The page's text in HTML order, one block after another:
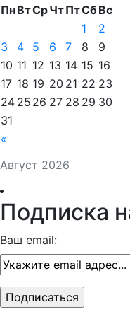
Август 2026
ПнВтСрЧтПтСбВс
«
1
2
3
4 5 6 7 8
9
10 11 12 13 14 15 16
17 18 19 20 21 22 23
24 25 26 27 28 29 30
31
Подписка
Ваш email: